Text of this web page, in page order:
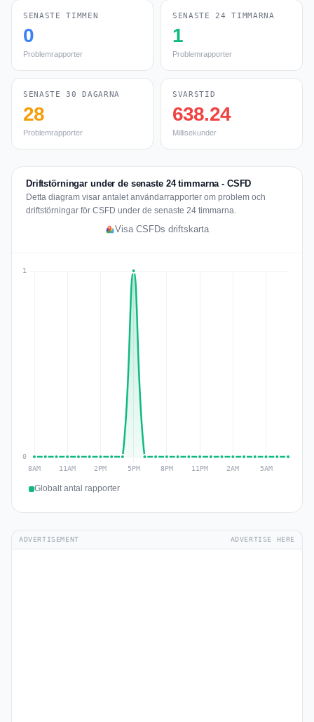
SENASTE TIMMEN
0
Problemrapporter
SENASTE 24 TIMMARNA
1
Problemrapporter
SENASTE 30 DAGARNA
28
Problemrapporter
SVARSTID
638.24
Millisekunder
Driftstörningar under de senaste 24 timmarna - CSFD
Detta diagram visar antalet användarrapporter om problem och
driftstörningar för CSFD under de senaste 24 timmarna.
Visa CSFDs driftskarta
Globalt antal rapporter
ADVERTISEMENT ADVERTISE HERE